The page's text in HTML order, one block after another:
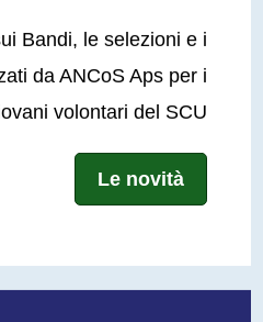
Bandi, le selezioni e i
da ANCoS Aps per i
volontari del SCU
Le novità